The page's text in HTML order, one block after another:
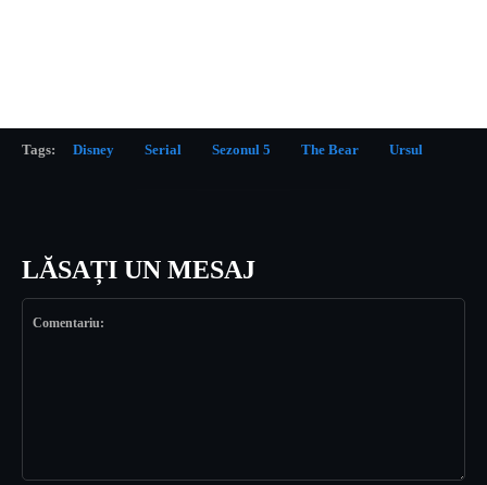
Tags: Disney Serial Sezonul 5 The Bear Ursul
LĂSAȚI UN MESAJ